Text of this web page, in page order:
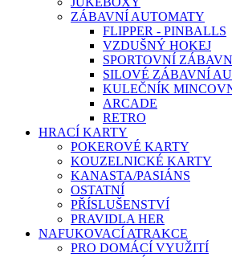
ZÁBAVNÍ AUTOMATY
FLIPPER - PINBALLS
VZDUŠNÝ HOKEJ
SPORTOVNÍ
SILOVÉ ZÁBAVNÍ
KULEČNÍK
ARCADE
RETRO
HRACÍ KARTY
POKEROVÉ KARTY
KOUZELNICKÉ KARTY
KANASTA/PASIÁNS
OSTATNÍ
PŘÍSLUŠENSTVÍ
PRAVIDLA HER
NAFUKOVACÍ ATRAKCE
PRO DOMÁCÍ VYUŽITÍ